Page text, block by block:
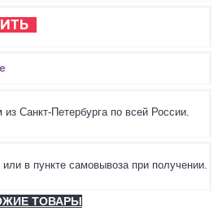
Санкт-Петербурга по всей России.
в пункте самовывоза при получении.
ТОВАРЫ